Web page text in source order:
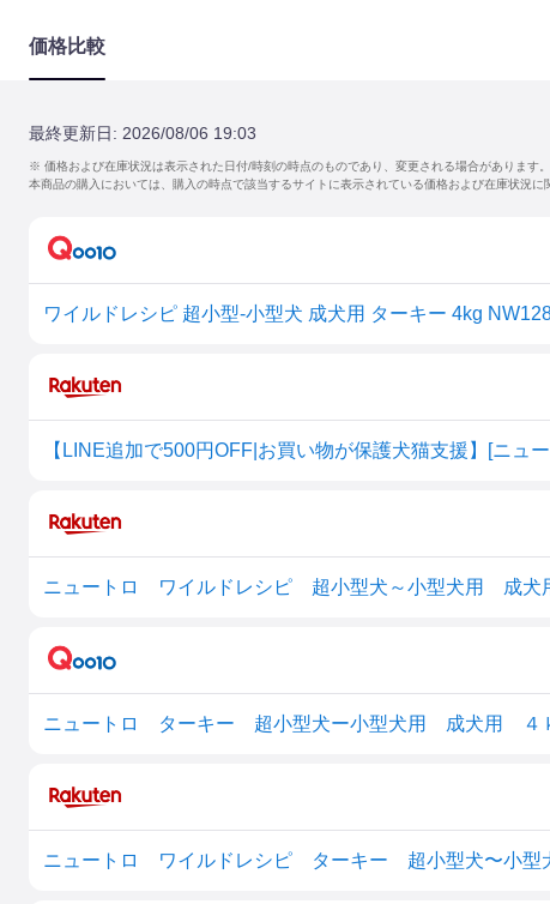
価格比較
最終更新日: 2026/08/06 19:03
※ 価格および在庫状況は表示された日付/時刻の時点のものであり、変更される場合があります。
本商品の購入においては、購入の時点で該当するサイトに表示されている価格および在庫状況に
ワイルドレシピ 超小型-小型犬 成犬用 ターキー 4kg
ニュートロ ワイルドレシピ 超小型犬～小型犬用 成
ニュートロ ワイルドレシピ ターキー 超小型犬〜小